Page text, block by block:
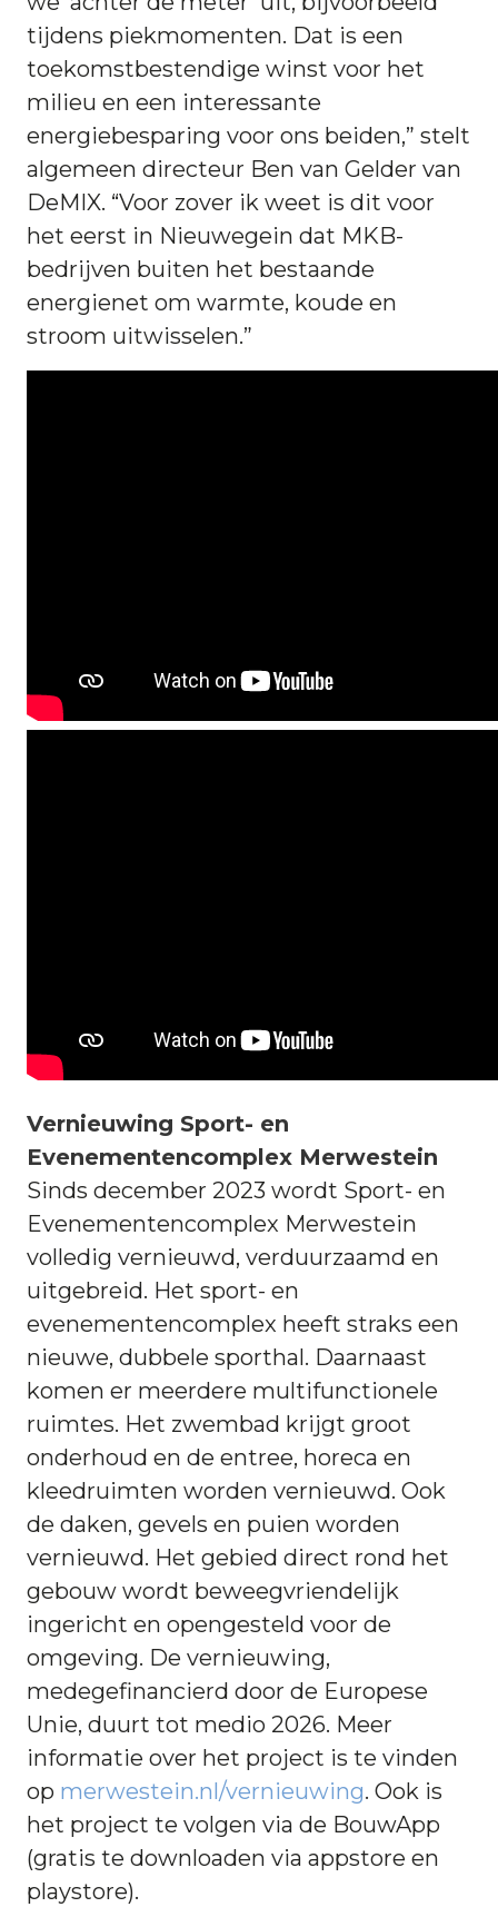
tijdens piekmomenten. Dat is een
toekomstbestendige winst voor het
milieu en een interessante
energiebesparing voor ons beiden,” stelt
algemeen directeur Ben van Gelder van
DeMIX. “Voor zover ik weet is dit voor
het eerst in Nieuwegein dat MKB-
bedrijven buiten het bestaande
energienet om warmte, koude en
stroom uitwisselen.”
Vernieuwing Sport- en
Evenementencomplex Merwestein
Sinds december 2023 wordt Sport- en
Evenementencomplex Merwestein
volledig vernieuwd, verduurzaamd en
uitgebreid. Het sport- en
evenementencomplex heeft straks een
nieuwe, dubbele sporthal. Daarnaast
komen er meerdere multifunctionele
ruimtes. Het zwembad krijgt groot
onderhoud en de entree, horeca en
kleedruimten worden vernieuwd. Ook
de daken, gevels en puien worden
vernieuwd. Het gebied direct rond het
gebouw wordt beweegvriendelijk
ingericht en opengesteld voor de
omgeving. De vernieuwing,
medegefinancierd door de Europese
Unie, duurt tot medio 2026. Meer
informatie over het project is te vinden
op merwestein.nl/vernieuwing. Ook is
het project te volgen via de BouwApp
(gratis te downloaden via appstore en
playstore).